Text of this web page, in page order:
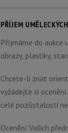
PŘÍJEM
Příjmáme do aukce
obrazy, plastiky,
Chcete-li znát
vyžádejte si
celé pozůstalosti
Ocenění Vašich